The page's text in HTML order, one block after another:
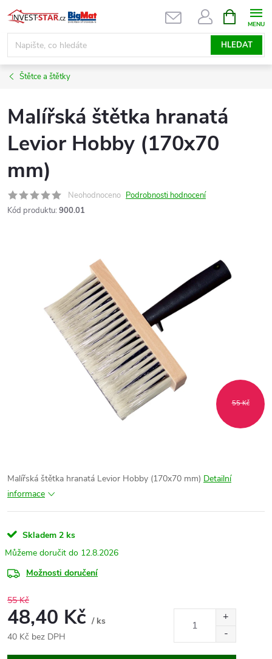
Přejít
na
obsah
HLEDAT
NÁKUPNÍ
KOŠÍK
Štětce a štětky
Malířská štětka hranatá
Levior Hobby (170x70
mm)
Neohodnoceno Podrobnosti hodnocení
Kód produktu: 900.01
55 Kč
Malířská štětka hranatá Levior Hobby (170x70 mm) Detailní
informace
Skladem 2 ks
12.8.2026
Možnosti doručení
55 Kč
48,40 Kč / ks
40 Kč bez DPH